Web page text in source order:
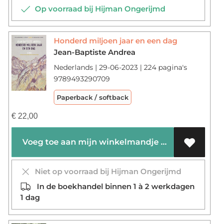
Op voorraad bij Hijman Ongerijmd
Honderd miljoen jaar en een dag
Jean-Baptiste Andrea
Nederlands | 29-06-2023 | 224 pagina's
9789493290709
Paperback / softback
€22,00
Voeg toe aan mijn winkelmandje
Niet op voorraad bij Hijman Ongerijmd
In de boekhandel binnen 1 à 2 werkdagen
1 dag